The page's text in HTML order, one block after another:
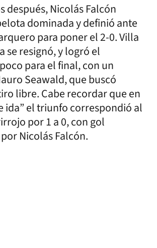
después, Nicolás Falcón
dominada y definió ante
para poner el 2-0. Villa
se resignó, y logró el
para el final, con un
Seawald, que buscó
libre. Cabe recordar que en
ida” el triunfo correspondió al
por 1 a 0, con gol
Nicolás Falcón.